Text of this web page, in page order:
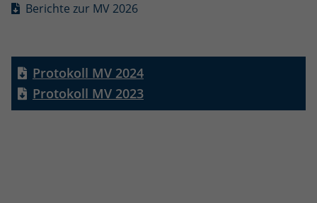
Berichte zur MV 2026
Protokoll MV 2024
Protokoll MV 2023
Laufzeit 1 Minute
nach Alter, Geschlecht oder Interessen